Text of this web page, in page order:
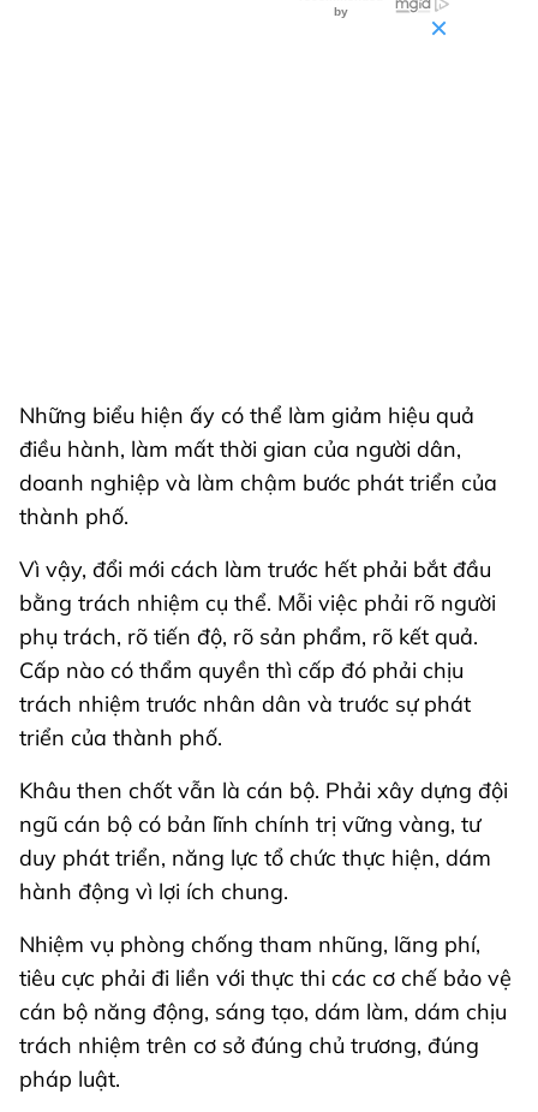
Những biểu hiện ấy có thể làm giảm hiệu quả
điều hành, làm mất thời gian của người dân,
doanh nghiệp và làm chậm bước phát triển của
thành phố.
Vì vậy, đổi mới cách làm trước hết phải bắt đầu
bằng trách nhiệm cụ thể. Mỗi việc phải rõ người
phụ trách, rõ tiến độ, rõ sản phẩm, rõ kết quả.
Cấp nào có thẩm quyền thì cấp đó phải chịu
trách nhiệm trước nhân dân và trước sự phát
triển của thành phố.
Khâu then chốt vẫn là cán bộ. Phải xây dựng đội
ngũ cán bộ có bản lĩnh chính trị vững vàng, tư
duy phát triển, năng lực tổ chức thực hiện, dám
hành động vì lợi ích chung.
Nhiệm vụ phòng chống tham nhũng, lãng phí,
tiêu cực phải đi liền với thực thi các cơ chế bảo vệ
cán bộ năng động, sáng tạo, dám làm, dám chịu
trách nhiệm trên cơ sở đúng chủ trương, đúng
pháp luật.